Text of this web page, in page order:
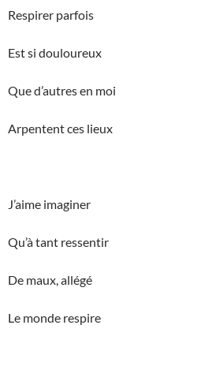
Respirer parfois
Est si douloureux
Que d’autres en moi
Arpentent ces lieux
J’aime imaginer
Qu’à tant ressentir
De maux, allégé
Le monde respire